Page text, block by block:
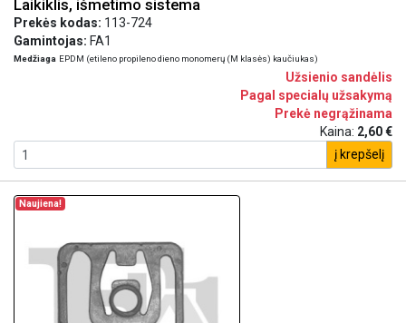
Laikiklis, išmetimo sistema
Prekės kodas: 113-724
Gamintojas: FA1
Medžiaga EPDM (etileno propileno dieno monomerų (M klasės) kaučiukas)
Užsienio sandėlis
Pagal specialų užsakymą
Prekė negrąžinama
Kaina: 2,60 €
į krepšelį
Naujiena!